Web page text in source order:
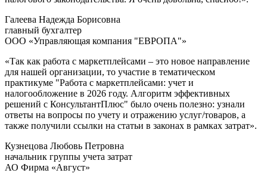
Галеева Надежда Борисовна
главный бухгалтер
ООО «Управляющая компания "ЕВРОПА"»
«Так как работа с маркетплейсами – это новое направление
для нашей организации, то участие в тематическом
практикуме "Работа с маркетплейсами: учет и
налогообложение в 2026 году. Алгоритм эффективных
решений с КонсультантПлюс" было очень полезно: узнали
ответы на вопросы по учету и отражению услуг/товаров, а
также получили ссылки на статьи в законах в рамках затрат».
Кузнецова Любовь Петровна
начальник группы учета затрат
АО Фирма «Август»